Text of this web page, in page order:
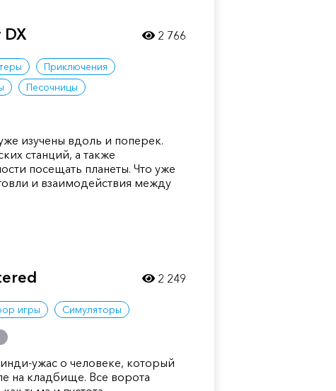
DX
Приключения
Песочницы
изучены вдоль и поперек.
станций, а также
посещать планеты. Что уже
и взаимодействия между
2 766
игры Симуляторы
ужас о человеке, который
на кладбище. Все ворота
2 249